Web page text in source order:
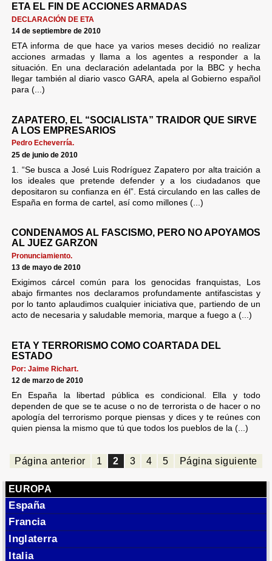
ETA EL FIN DE ACCIONES ARMADAS
DECLARACIÓN DE ETA
14 de septiembre de 2010
ETA informa de que hace ya varios meses decidió no realizar
acciones armadas y llama a los agentes a responder a la
situación. En una declaración adelantada por la BBC y hecha
llegar también al diario vasco GARA, apela al Gobierno español
para (...)
ZAPATERO, EL “SOCIALISTA” TRAIDOR QUE SIRVE
A LOS EMPRESARIOS
Pedro Echeverría.
25 de junio de 2010
1. “Se busca a José Luis Rodríguez Zapatero por alta traición a
los ideales que pretende defender y a los ciudadanos que
depositaron su confianza en él”. Está circulando en las calles de
España en forma de cartel, así como millones (...)
CONDENAMOS AL FASCISMO, PERO NO APOYAMOS
AL JUEZ GARZON
Pronunciamiento.
13 de mayo de 2010
Exigimos cárcel común para los genocidas franquistas, Los
abajo firmantes nos declaramos profundamente antifascistas y
por lo tanto aplaudimos cualquier iniciativa que, partiendo de un
acto de necesaria y saludable memoria, marque a fuego a (...)
ETA Y TERRORISMO COMO COARTADA DEL
ESTADO
Por: Jaime Richart.
12 de marzo de 2010
En España la libertad pública es condicional. Ella y todo
dependen de que se te acuse o no de terrorista o de hacer o no
apología del terrorismo porque piensas y dices y te reúnes con
quien piensa la mismo que tú que todos los pueblos de la (...)
Página anterior 1 2 3 4 5 Página siguiente
EUROPA
España
Francia
Inglaterra
Italia